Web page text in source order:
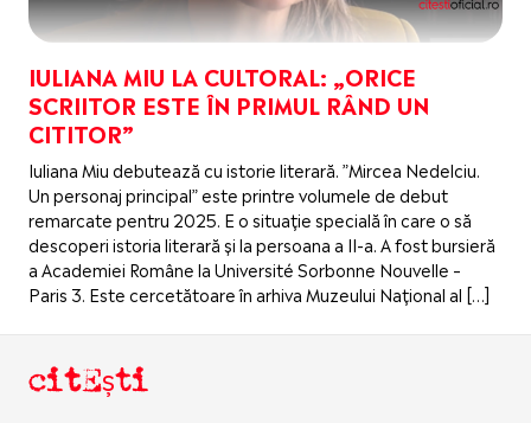
IULIANA MIU LA CULTORAL: „ORICE
SCRIITOR ESTE ÎN PRIMUL RÂND UN
CITITOR”
Iuliana Miu debutează cu istorie literară. ”Mircea Nedelciu.
Un personaj principal” este printre volumele de debut
remarcate pentru 2025. E o situație specială în care o să
descoperi istoria literară și la persoana a II-a. A fost bursieră
a Academiei Române la Université Sorbonne Nouvelle –
Paris 3. Este cercetătoare în arhiva Muzeului Național al […]
citEști